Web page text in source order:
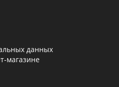
данных
магазине